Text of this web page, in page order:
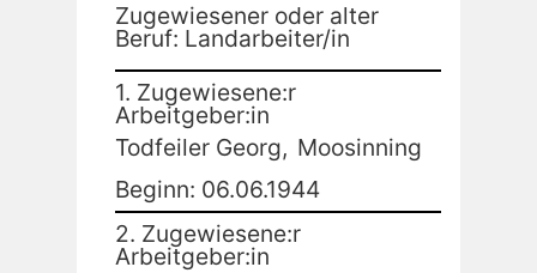
Zugewiesener oder alter
Beruf: Landarbeiter/in
1. Zugewiesene:r
Arbeitgeber:in
Todfeiler Georg, Moosinning
Beginn: 06.06.1944
2. Zugewiesene:r
Arbeitgeber:in